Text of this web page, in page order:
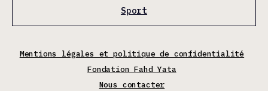
Sport
Mentions légales et politique de confidentialité
Fondation Fahd Yata
Nous contacter